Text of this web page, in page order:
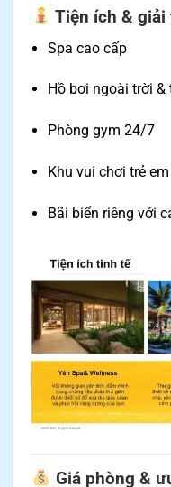
Tiện ích & giải
Spa cao cấp
Hồ bơi ngoài trời &
Phòng gym 24/7
Khu vui chơi trẻ em
Bãi biển riêng với
Giá phòng &